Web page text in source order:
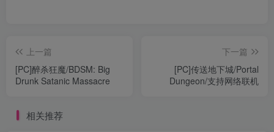
上一篇
[PC]醉杀狂魔/BDSM: Big
Drunk Satanic Massacre
下一篇
[PC]传送地下城/Portal
Dungeon/支持网络联机
相关推荐